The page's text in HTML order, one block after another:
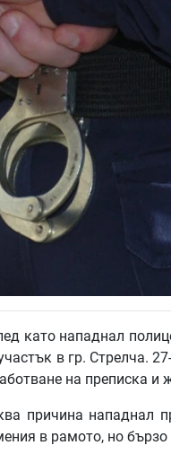
като нападнал
в гр. Стрелча.
на преписка и
причина нападнал
в рамото, но